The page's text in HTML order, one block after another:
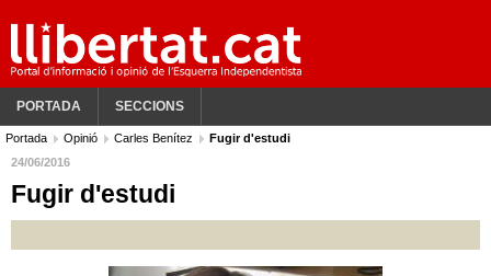
PORTADA SECCIONS
Portada Opinió Carles Benítez
Fugir d'estudi
24/06/2016
Fugir d'estudi